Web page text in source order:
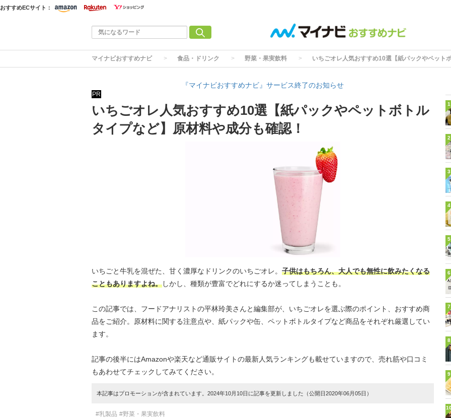
おすすめECサイト：
マイナビおすすめナビ 食品・ドリンク 野菜・果実飲料 いちごオレ人気おすすめ10選【紙パックやペット
『マイナビおすすめナビ』サービス終了のお知らせ
PR
いちごオレ人気おすすめ10選【紙パックやペットボトル
タイプなど】原材料や成分も確認！
いちごと牛乳を混ぜた、甘く濃厚なドリンクのいちごオレ。 子供はもちろん、大人でも無性に飲みたくなる
こともありますよね。しかし、種類が豊富でどれにするか迷ってしまうことも。
この記事では、フードアナリストの平林玲美さんと編集部が、いちごオレを選ぶ際のポイント、おすすめ商
品をご紹介。原材料に関する注意点や、紙パックや缶、ペットボトルタイプなど商品をそれぞれ厳選してい
ます。
記事の後半にはAmazonや楽天など通販サイトの最新人気ランキングも載せていますので、売れ筋や口コミ
もあわせてチェックしてみてください。
本記事はプロモーションが含まれています。2024年10月10日に記事を更新しました（公開日2020年06月05日）
#乳製品 #野菜・果実飲料
1
2
3
4
5
6
7
8
9